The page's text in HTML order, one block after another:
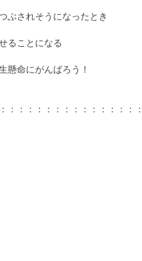
ぶされそうになったとき
ることになる
懸命にがんばろう！
：：：：：：：：：：：：：：